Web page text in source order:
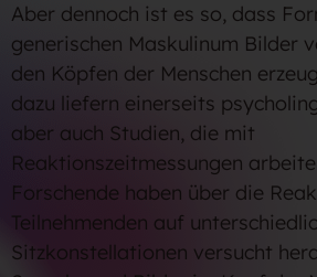
Aber dennoch ist es so, dass
generischen Maskulinum Bilder
den Köpfen der Menschen
dazu liefern einerseits
aber auch Studien, die mit
Reaktionszeitmessungen
Forschende haben über die
Teilnehmenden auf
Sitzkonstellationen versucht